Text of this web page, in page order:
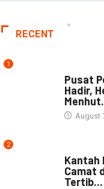
RECENT
1
Pusat
Hadir,
August
2
Kantah
Camat
Tertib...